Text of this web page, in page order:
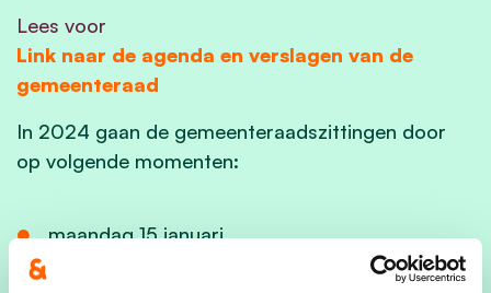
Lees voor
Link naar de agenda en verslagen van de
gemeenteraad
In 2024 gaan de gemeenteraadszittingen door
op volgende momenten:
maandag 15 januari